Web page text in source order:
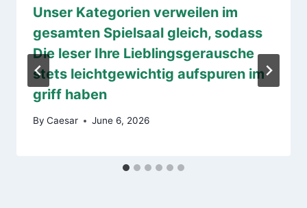
Unser Kategorien verweilen im
gesamten Spielsaal gleich, sodass
Die leser Ihre Lieblingsgerausche
stets leichtgewichtig aufspuren im
griff haben
By Caesar June 6, 2026